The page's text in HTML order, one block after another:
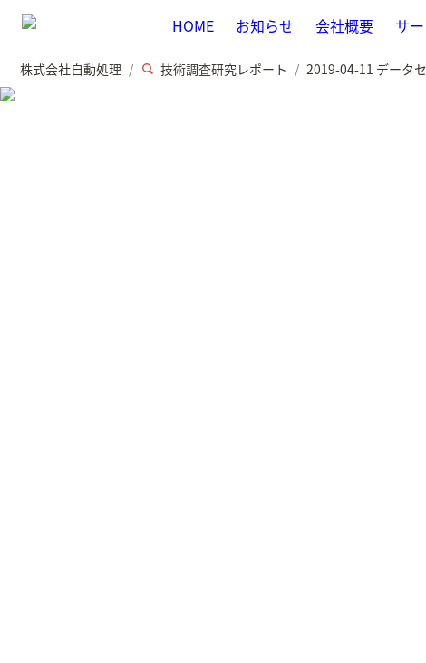
HOME お知らせ 会社概要 サ
株式会社自動処理 / 技術調査研究レポート /